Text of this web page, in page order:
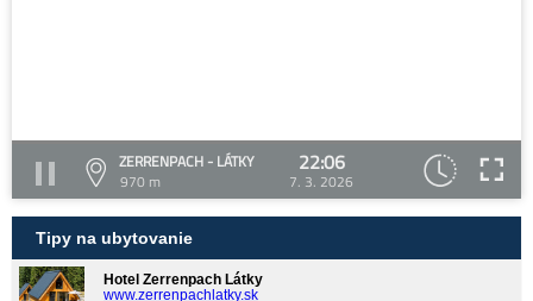
ZERRENPACH - LÁTKY
970 m
22:06
7. 3. 2026
Tipy na ubytovanie
Hotel Zerrenpach Látky
www.zerrenpachlatky.sk